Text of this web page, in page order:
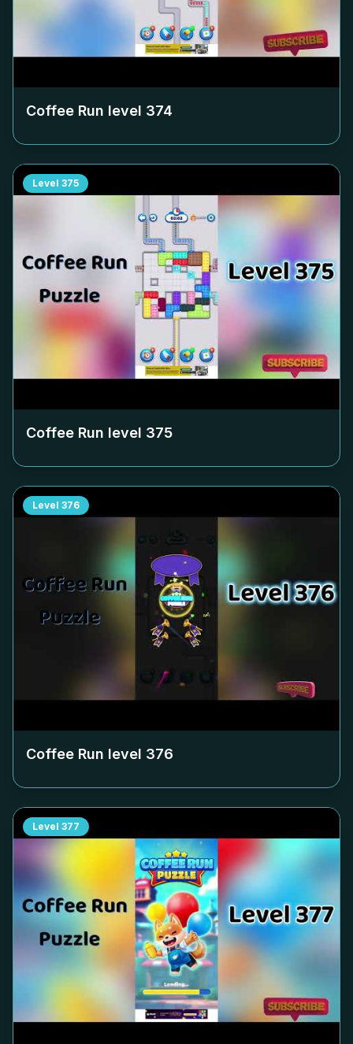
Coffee Run level 374
Level 375
Coffee Run level 375
Level 376
Coffee Run level 376
Level 377